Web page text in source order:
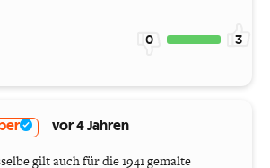
0 3
vor 4 Jahren
gilt auch für die 1941 gemalte